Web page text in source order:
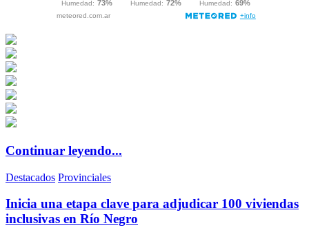
Continuar leyendo...
Destacados Provinciales
Inicia una etapa clave para adjudicar 100 viviendas
inclusivas en Río Negro